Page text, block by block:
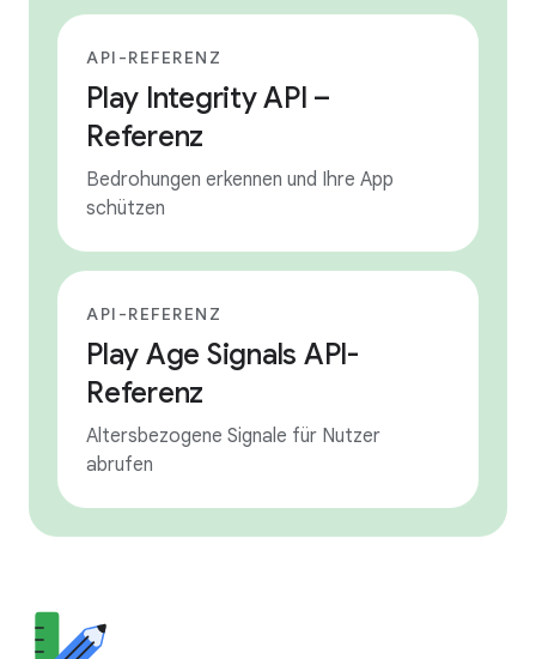
API-REFERENZ
Play Integrity API –
Referenz
Bedrohungen erkennen und Ihre App
schützen
API-REFERENZ
Play Age Signals API-
Referenz
Altersbezogene Signale für Nutzer
abrufen